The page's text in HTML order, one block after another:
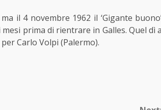
il 4 novembre 1962 il ‘Gigante
prima di rientrare in Galles. Quel dì a
Carlo Volpi (Palermo).